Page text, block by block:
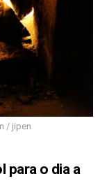
/ jipen
para o dia a